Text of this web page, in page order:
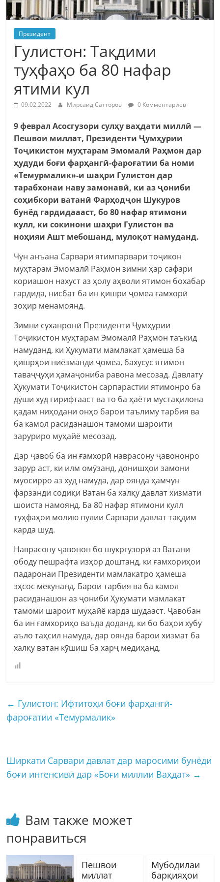
Президент
Гулистон: Тақдими
туҳфаҳо ба 80 нафар
ятими кул
09.02.2022 Мирсаид Сатторов 0 Комментариев
9 феврал Асосгузори сулҳу ваҳдати миллӣ —
Пешвои миллат, Президенти Ҷумҳурии
Тоҷикистон муҳтарам Эмомалӣ Раҳмон дар
ҳудуди боғи фарҳангӣ-фароғатии ба номи
«Темурмалик»-и шаҳри Гулистон дар
тарабхонаи наву замонавӣ, ки аз ҷониби
соҳибкори ватанӣ Фарҳодҷон Шукуров
бунёд гардидаааст, бо 80 нафар ятимони
кулл, ки сокинони шаҳри Гулистон ва
ноҳияи Ашт мебошанд, мулоқот намуданд.
Чун анъана Сарвари ятимпарвари тоҷикон
муҳтарам Эмомалӣ Раҳмон зимни ҳар сафари
кориашон нахуст аз ҳолу аҳволи ятимон бохабар
гардида, нисбат ба ин қишри ҷомеа ғамхорӣ
зоҳир менамоянд.
Зимни суханронӣ Президенти Ҷумҳурии
Тоҷикистон муҳтарам Эмомалӣ Раҳмон таъкид
намуданд, ки Ҳукумати мамлакат ҳамеша ба
қишрҳои ниёзманди ҷомеа, бахусус ятимон
таваҷҷуҳи ҳамаҷониба равона месозад. Давлату
Ҳукумати Тоҷикистон сарпарастии ятимонро ба
дӯши худ гирифтааст ва то ба ҳаёти мустақилона
қадам ниҳодани онҳо барои таълиму тарбия ва
ба камол расиданашон тамоми шароити
заруриро муҳайё месозад.
Дар ҷавоб ба ин ғамхорӣ наврасону ҷавононро
зарур аст, ки илм омӯзанд, донишҳои замони
муосирро аз худ намуда, дар оянда ҳамчун
фарзанди содиқи Ватан ба халқу давлат хизмати
шоиста намоянд. Ба 80 нафар ятимони кулл
туҳфаҳои молию пулии Сарвари давлат тақдим
карда шуд.
Наврасону ҷавонон бо шукргузорӣ аз Ватани
ободу пешрафта изҳор доштанд, ки ғамхориҳои
падаронаи Президенти мамлакатро ҳамеша
эҳсос мекунанд. Барои тарбия ва ба камол
расиданашон аз ҷониби Ҳукумати мамлакат
тамоми шароит муҳайё карда шудааст. Ҷавобан
ба ин ғамхориҳо ваъда доданд, ки бо баҳои хубу
аъло таҳсил намуда, дар оянда барои хизмат ба
халқу ватан кӯшиш ба харҷ медиҳанд.
← Гулистон: Ифтитоҳи боғи фарҳангӣ-
фароғатии «Темурмалик»
Ширкати Сарвари давлат дар маросими бунёди
боғи интенсивӣ дар «Боғи миллии Ваҳдат» →
Вам также может
понравиться
Пешвои
миллат
Мубодилаи
барқияҳои